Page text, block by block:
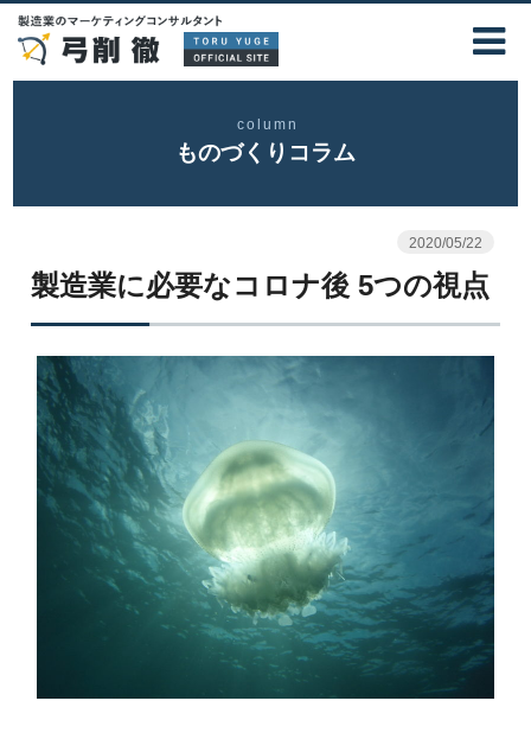
column
ものづくりコラム
2020/05/22
製造業に必要なコロナ後 5つの視点